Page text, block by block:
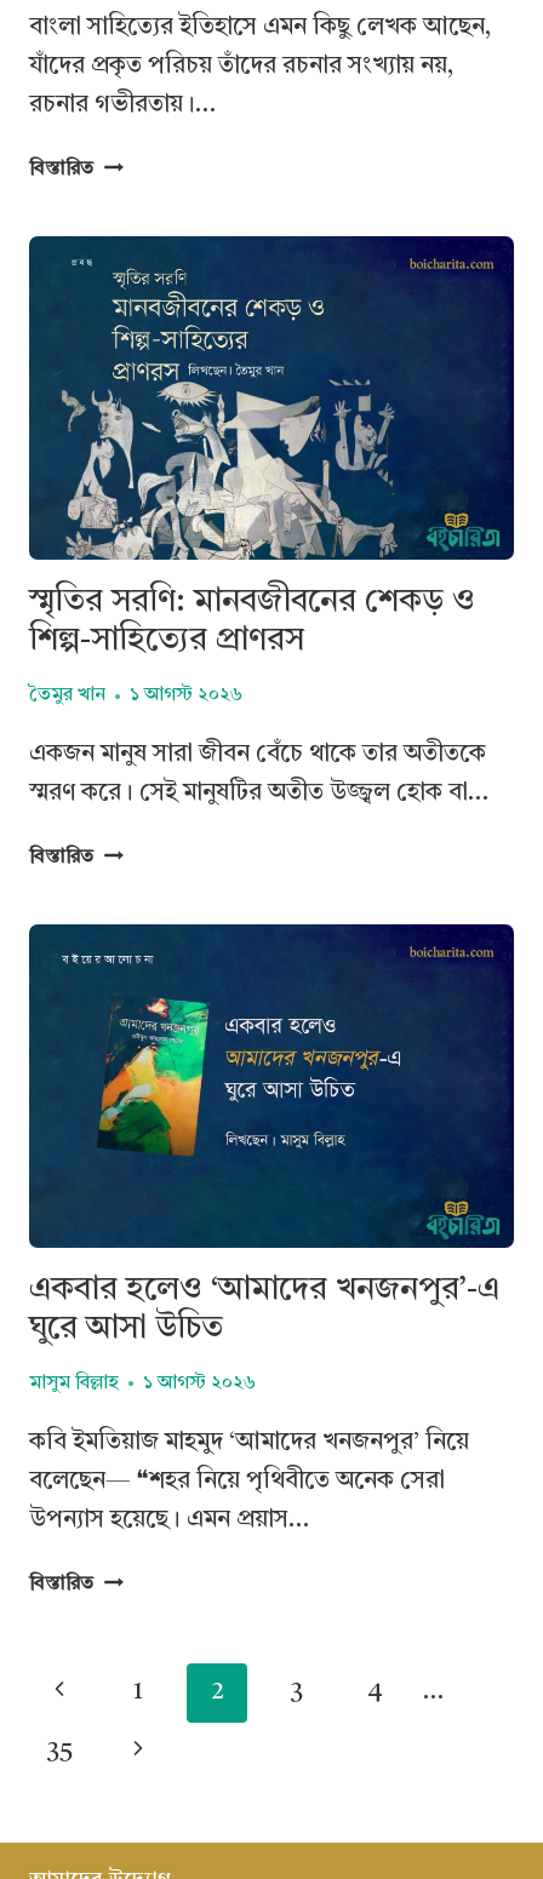
বাংলা সাহিত্যের ইতিহাসে এমন কিছু লেখক আছেন,
যাঁদের প্রকৃত পরিচয় তাঁদের রচনার সংখ্যায় নয়,
রচনার গভীরতায়।…
বিস্তারিতকমলকুমার
যাত্রা’
বাংলা
উপন্যাসের
এক
অনতিক্রম্য
শিখর
স্মৃতির সরণি: মানবজীবনের শেকড় ও
শিল্প-সাহিত্যের প্রাণরস
তৈমুর খান ১ আগস্ট ২০২৬
একজন মানুষ সারা জীবন বেঁচে থাকে তার অতীতকে
স্মরণ করে। সেই মানুষটির অতীত উজ্জ্বল হোক বা…
বিস্তারিতস্মৃতির
শিল্প-
সাহিত্যের
প্রাণরস
একবার হলেও ‘আমাদের খনজনপুর’-এ
ঘুরে আসা উচিত
মাসুম বিল্লাহ ১ আগস্ট ২০২৬
কবি ইমতিয়াজ মাহমুদ ‘আমাদের খনজনপুর’ নিয়ে
বলেছেন— ❝শহর নিয়ে পৃথিবীতে অনেক সেরা
উপন্যাস হয়েছে। এমন প্রয়াস…
বিস্তারিতএকবার
Page
navigation
Previous
Page
1 2 3 4 …
35 Next